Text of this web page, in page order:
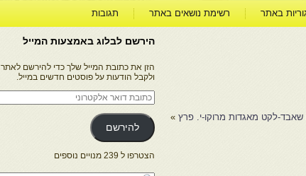
באתר רשימת נושאים באתר תגובות
לקט מאגדות מרוקו-י. פרץ »
הירשם לבלוג באמצעות המייל
הזן את כתובת המייל שלך כדי להירשם לאתר
ולקבל הודעות על פוסטים חדשים במייל.
כתובת
דואר
אלקטרוני
להירשם
הצטרפו ל 239 מנויים נוספים